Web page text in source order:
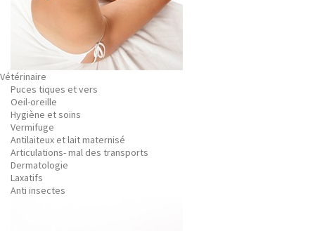
Vétérinaire
Puces tiques et vers
Oeil-oreille
Hygiène et soins
Vermifuge
Antilaiteux et lait maternisé
Articulations- mal des transports
Dermatologie
Laxatifs
Anti insectes